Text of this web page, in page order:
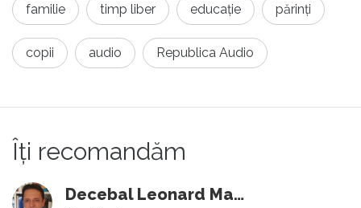
familie timp liber educație părinți
copii audio Republica Audio
Îți recomandăm
Decebal Leonard Marin